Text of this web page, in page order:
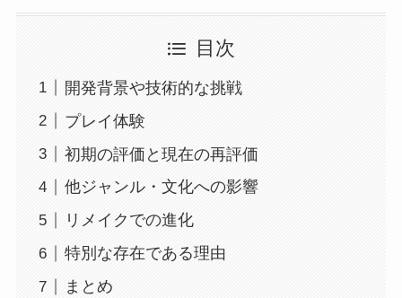
目次
開発背景や技術的な挑戦
プレイ体験
初期の評価と現在の再評価
他ジャンル・文化への影響
リメイクでの進化
特別な存在である理由
まとめ